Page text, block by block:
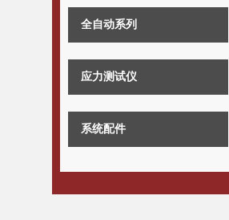
全自动系列
应力测试仪
系统配件